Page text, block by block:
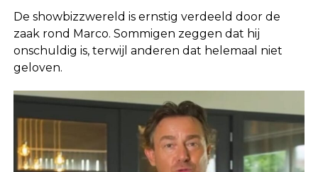
De showbizzwereld is ernstig verdeeld door de
zaak rond Marco. Sommigen zeggen dat hij
onschuldig is, terwijl anderen dat helemaal niet
geloven.